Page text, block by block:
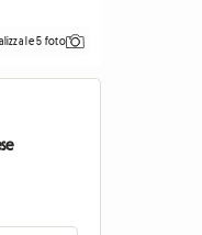
le 5 foto